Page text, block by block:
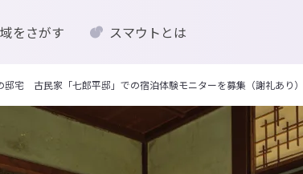
をさがす スマウトとは
宅 古民家「七郎平邸」での宿泊体験モニターを募集（謝礼あり）